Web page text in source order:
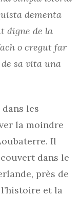
dementa
digne de la
o cregut far
sa vita una
les
la moindre
Il
dans le
près de
et la